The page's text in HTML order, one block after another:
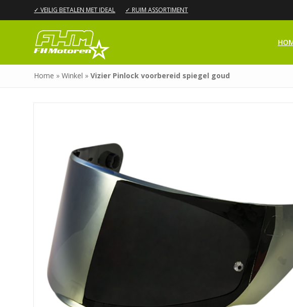
✓ VEILIG BETALEN MET IDEAL ✓ RUIM ASSORTIMENT
Home »Winkel »Vizier Pinlock voorbereid spiegel goud